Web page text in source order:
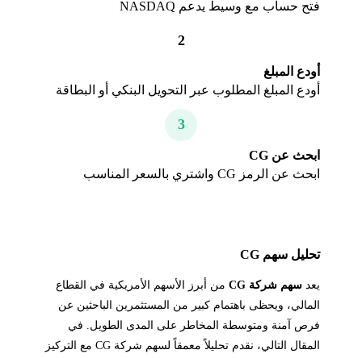
فتح حساب مع وسيط يدعم NASDAQ
2
أودع المبلغ
أودع المبلغ المطلوب عبر التحويل البنكي أو البطاقة
3
ابحث عن CG
ابحث عن الرمز CG واشتري بالسعر المناسب
تحليل سهم CG
يعد سهم شركة CG
من أبرز الأسهم الأمريكية في القطاع
المالي، ويحظى باهتمام كبير من المستثمرين الباحثين عن
فرص آمنة ومتوسطة المخاطر على المدى الطويل. في
المقال التالي، نقدم تحليلاً معمقاً لسهم شركة CG مع التركيز